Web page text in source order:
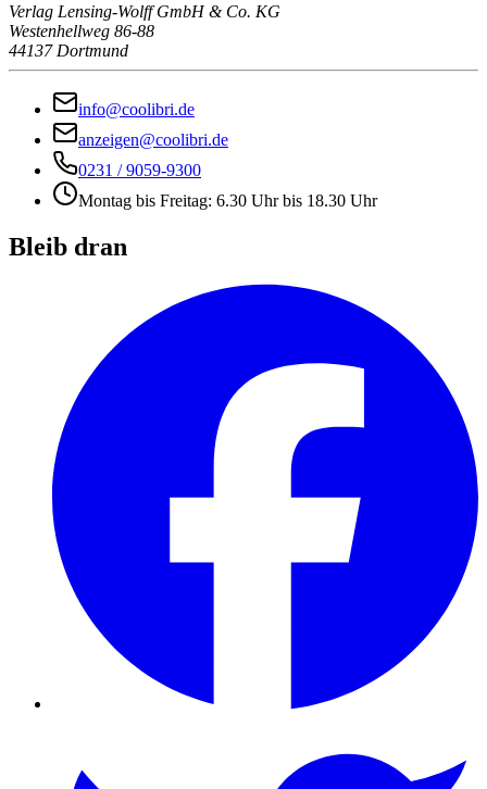
Verlag Lensing-Wolff GmbH & Co. KG
Westenhellweg 86-88
44137 Dortmund
info@coolibri.de
anzeigen@coolibri.de
0231 / 9059-9300
Montag bis Freitag: 6.30 Uhr bis 18.30 Uhr
Bleib dran